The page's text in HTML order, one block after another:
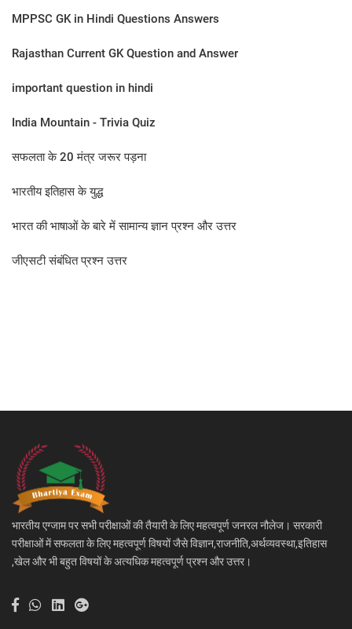
MPPSC GK in Hindi Questions Answers
Rajasthan Current GK Question and Answer
important question in hindi
India Mountain - Trivia Quiz
सफलता के 20 मंत्र जरूर पड़ना
भारतीय इतिहास के युद्ध
भारत की भाषाओं के बारे में सामान्य ज्ञान प्रश्न और उत्तर
जीएसटी संबंधित प्रश्न उत्तर
भारतीय एग्जाम पर सभी परीक्षाओं की तैयारी के लिए महत्वपूर्ण जनरल नौलेज। सरकारी
परीक्षाओं में सफलता के लिए महत्वपूर्ण विषयों जैसे विज्ञान,राजनीति,अर्थव्यवस्था,इतिहास
,खेल और भी बहुत विषयों के अत्यधिक महत्वपूर्ण प्रश्न और उत्तर।